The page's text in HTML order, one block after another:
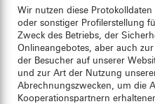
Wir nutzen diese
oder sonstiger Profilerstellung
Zweck des Betriebs, der
Onlineangebotes, aber auch
der Besucher auf unserer
und zur Art der Nutzung
Abrechnungszwecken, um die
Kooperationspartnern